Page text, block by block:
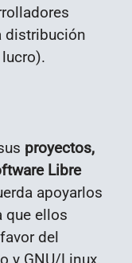
distribución
proyectos,
Libre
apoyarlos
que ellos
del
y GNU/Linux.